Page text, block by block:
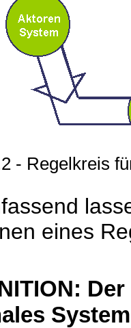
- Regelkreis
eines
System